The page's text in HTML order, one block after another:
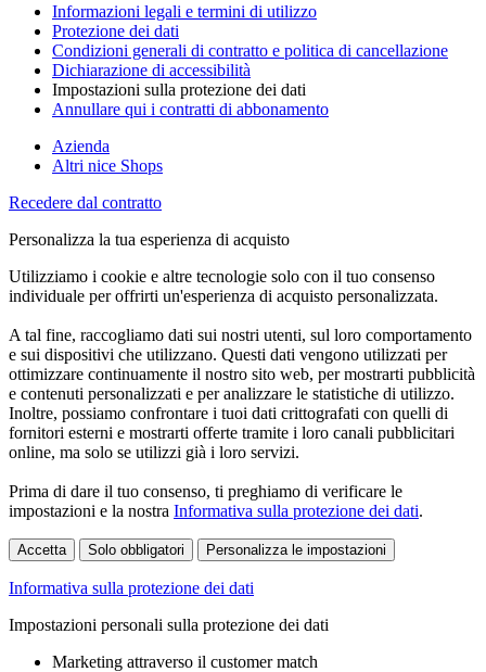
Informazioni legali e termini di utilizzo
Protezione dei dati
Condizioni generali di contratto e politica di cancellazione
Dichiarazione di accessibilità
Impostazioni sulla protezione dei dati
Annullare qui i contratti di abbonamento
Azienda
Altri nice Shops
Recedere dal contratto
Personalizza la tua esperienza di acquisto
Utilizziamo i cookie e altre tecnologie solo con il tuo consenso
individuale per offrirti un'esperienza di acquisto personalizzata.
A tal fine, raccogliamo dati sui nostri utenti, sul loro comportamento
e sui dispositivi che utilizzano. Questi dati vengono utilizzati per
ottimizzare continuamente il nostro sito web, per mostrarti pubblicità
e contenuti personalizzati e per analizzare le statistiche di utilizzo.
Inoltre, possiamo confrontare i tuoi dati crittografati con quelli di
fornitori esterni e mostrarti offerte tramite i loro canali pubblicitari
online, ma solo se utilizzi già i loro servizi.
Prima di dare il tuo consenso, ti preghiamo di verificare le
impostazioni e la nostra Informativa sulla protezione dei dati.
Accetta Solo obbligatori Personalizza le impostazioni
Informativa sulla protezione dei dati
Impostazioni personali sulla protezione dei dati
Marketing attraverso il customer match